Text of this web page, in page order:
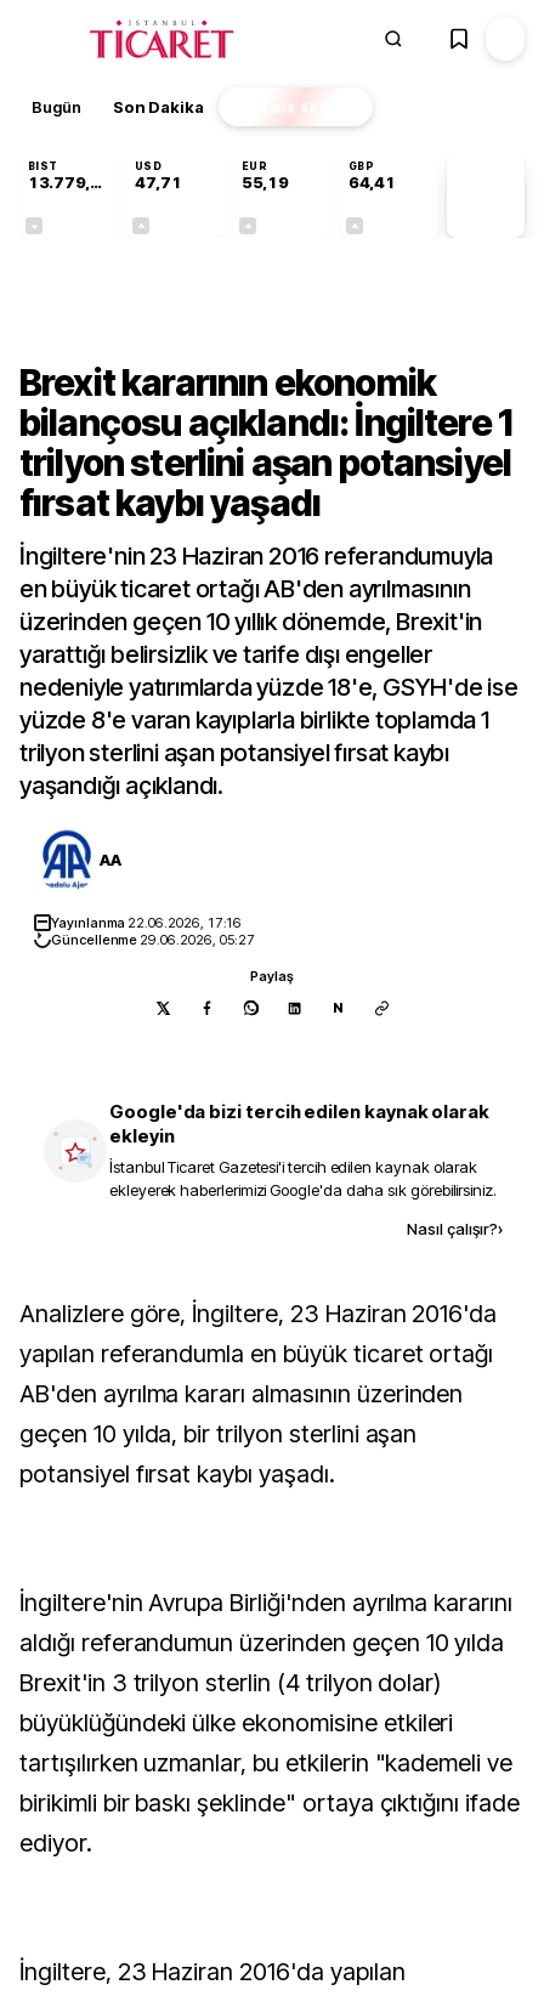
Bugün Son Dakika Finans EKSTRA
BIST
13.779,39
USD
47,71
EUR
55,19
GBP
64,41
Brexit kararının ekonomik
bilançosu açıklandı: İngiltere 1
trilyon sterlini aşan potansiyel
fırsat kaybı yaşadı
İngiltere'nin 23 Haziran 2016 referandumuyla
en büyük ticaret ortağı AB'den ayrılmasının
üzerinden geçen 10 yıllık dönemde, Brexit'in
yarattığı belirsizlik ve tarife dışı engeller
nedeniyle yatırımlarda yüzde 18'e, GSYH'de ise
yüzde 8'e varan kayıplarla birlikte toplamda 1
trilyon sterlini aşan potansiyel fırsat kaybı
yaşandığı açıklandı.
AA
Yayınlanma 22.06.2026, 17:16
Güncellenme 29.06.2026, 05:27
Paylaş
N
Google'da bizi tercih edilen kaynak olarak
ekleyin
İstanbul Ticaret Gazetesi'i tercih edilen kaynak olarak
ekleyerek haberlerimizi Google'da daha sık görebilirsiniz.
Nasıl çalışır?›
Analizlere göre, İngiltere, 23 Haziran 2016'da
yapılan referandumla en büyük ticaret ortağı
AB'den ayrılma kararı almasının üzerinden
geçen 10 yılda, bir trilyon sterlini aşan
potansiyel fırsat kaybı yaşadı.
İngiltere'nin Avrupa Birliği'nden ayrılma kararını
aldığı referandumun üzerinden geçen 10 yılda
Brexit'in 3 trilyon sterlin (4 trilyon dolar)
büyüklüğündeki ülke ekonomisine etkileri
tartışılırken uzmanlar, bu etkilerin "kademeli ve
birikimli bir baskı şeklinde" ortaya çıktığını ifade
ediyor.
İngiltere, 23 Haziran 2016'da yapılan